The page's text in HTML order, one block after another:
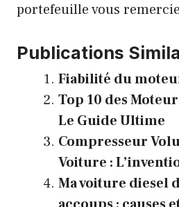
portefeuille vous
Publications
Fiabilité du
Top 10 des
Le Guide Ultime
Compresseur
Voiture :
Ma voiture diesel